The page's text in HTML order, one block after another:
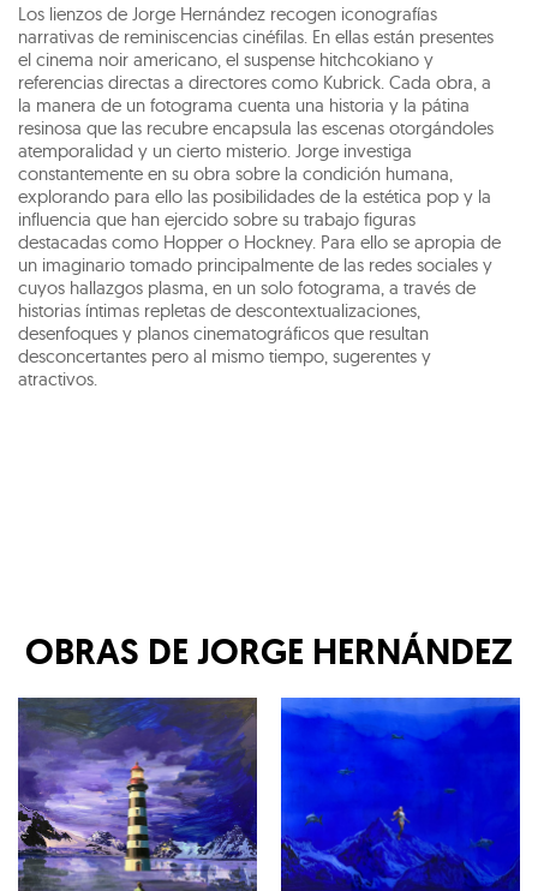
Los lienzos de Jorge Hernández recogen iconografías
narrativas de reminiscencias cinéfilas. En ellas están presentes
el cinema noir americano, el suspense hitchcokiano y
referencias directas a directores como Kubrick. Cada obra, a
la manera de un fotograma cuenta una historia y la pátina
resinosa que las recubre encapsula las escenas otorgándoles
atemporalidad y un cierto misterio. Jorge investiga
constantemente en su obra sobre la condición humana,
explorando para ello las posibilidades de la estética pop y la
influencia que han ejercido sobre su trabajo figuras
destacadas como Hopper o Hockney. Para ello se apropia de
un imaginario tomado principalmente de las redes sociales y
cuyos hallazgos plasma, en un solo fotograma, a través de
historias íntimas repletas de descontextualizaciones,
desenfoques y planos cinematográficos que resultan
desconcertantes pero al mismo tiempo, sugerentes y
atractivos.
OBRAS DE JORGE HERNÁNDEZ